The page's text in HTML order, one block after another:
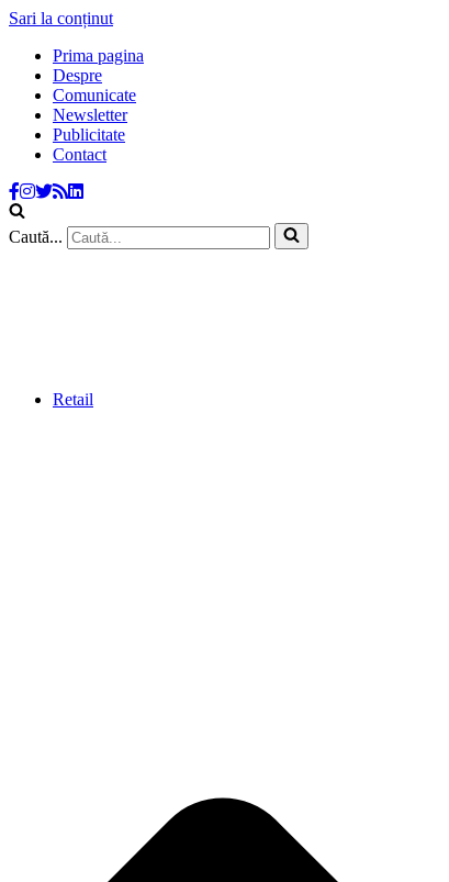
Sari la conținut
Prima pagina
Despre
Comunicate
Newsletter
Publicitate
Contact
Caută...
Retail